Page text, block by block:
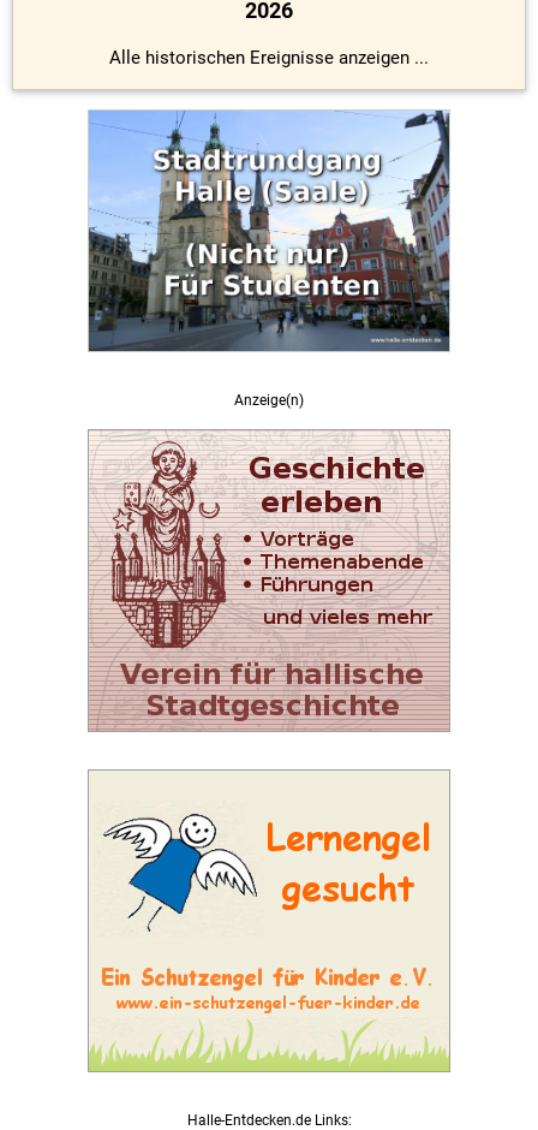
2026
Alle historischen Ereignisse anzeigen ...
Anzeige(n)
Halle-Entdecken.de Links: